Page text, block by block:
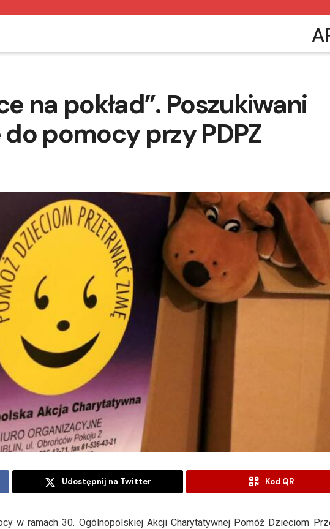
na pokład”. Poszukiwani
pomocy przy PDPZ
Udostępnij na Twitter Kod QR
w ramach 30. Ogólnopolskiej Akcji Charytatywnej Pomóż Dzieciom